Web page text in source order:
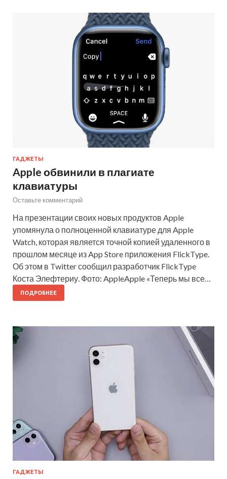
ГАДЖЕТЫ
Apple обвинили в плагиате
клавиатуры
Оставьте комментарий
На презентации своих новых продуктов Apple
упомянула о полноценной клавиатуре для Apple
Watch, которая является точной копией удаленного в
прошлом месяце из App Store приложения FlickType.
Об этом в Twitter сообщил разработчик FlickType
Коста Элефтериу. Фото: AppleApple «Теперь мы все…
ПОДРОБНЕЕ
ГАДЖЕТЫ